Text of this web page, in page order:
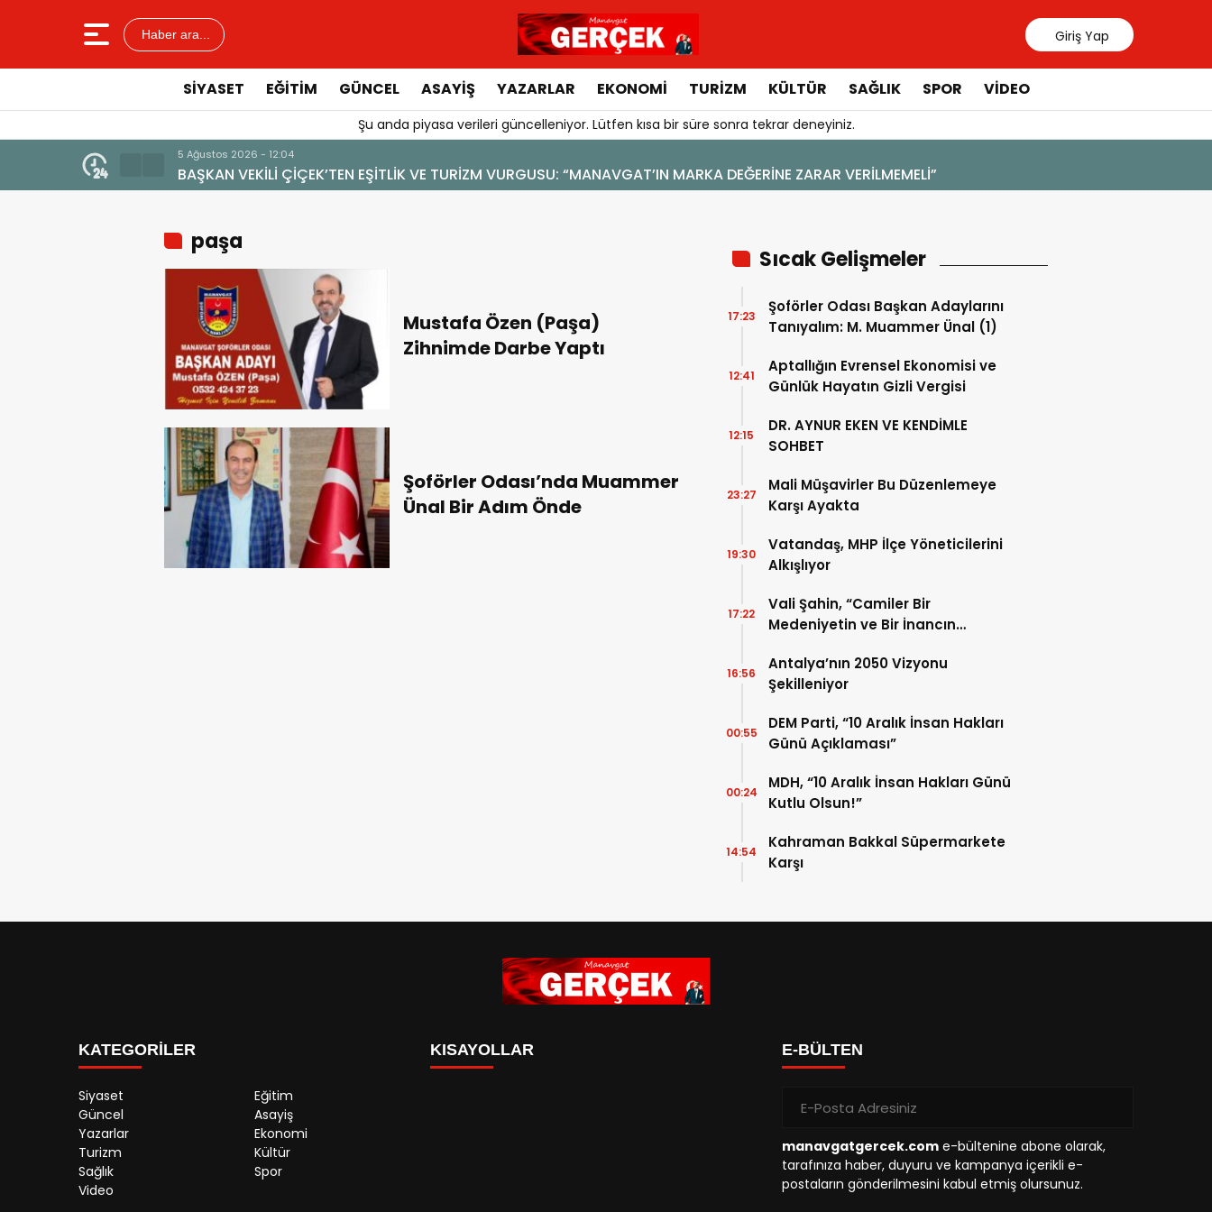
Haber ara... Giriş Yap
SIYASET EĞITIM GÜNCEL ASAYIŞ YAZARLAR EKONOMI TURIZM KÜLTÜR SAĞLIK SPOR VIDEO
Şu anda piyasa verileri güncelleniyor. Lütfen kısa bir süre sonra tekrar deneyiniz.
5 Ağustos 2026 - 12:04
BAŞKAN VEKİLİ ÇİÇEK’TEN EŞİTLİK VE TURİZM VURGUSU: “MANAVGAT’IN MARKA DEĞERİNE ZARAR VERİLMEMELİ”
paşa
Mustafa Özen (Paşa)
Zihnimde Darbe Yaptı
Şoförler Odası’nda Muammer
Ünal Bir Adım Önde
Sıcak Gelişmeler
Şoförler Odası Başkan Adaylarını
Tanıyalım: M. Muammer Ünal (1)
17:23
Aptallığın Evrensel Ekonomisi ve
Günlük Hayatın Gizli Vergisi
12:41
DR. AYNUR EKEN VE KENDİMLE
SOHBET
12:15
Mali Müşavirler Bu Düzenlemeye
Karşı Ayakta
23:27
Vatandaş, MHP İlçe Yöneticilerini
Alkışlıyor
19:30
Vali Şahin, “Camiler Bir
Medeniyetin ve Bir İnancın
17:22
Antalya’nın 2050 Vizyonu
Şekilleniyor
16:56
DEM Parti, “10 Aralık İnsan Hakları
Günü Açıklaması”
00:55
MDH, “10 Aralık İnsan Hakları Günü
Kutlu Olsun!”
00:24
Kahraman Bakkal Süpermarkete
Karşı
14:54
KATEGORİLER
Siyaset
Eğitim
Güncel
Asayiş
Yazarlar
Ekonomi
Turizm
Kültür
Sağlık
Spor
Video
KISAYOLLAR E-BÜLTEN
manavgatgercek.com e-bültenine abone olarak,
tarafınıza haber, duyuru ve kampanya içerikli e-
postaların gönderilmesini kabul etmiş olursunuz.